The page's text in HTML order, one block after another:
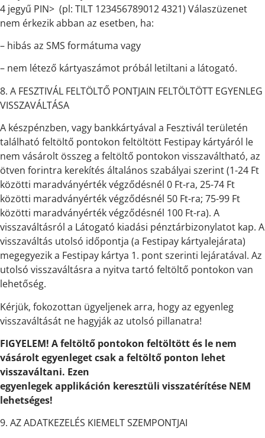
4 jegyű PIN> (pl: TILT 123456789012 4321) Válaszüzenet
nem érkezik abban az esetben, ha:
– hibás az SMS formátuma vagy
– nem létező kártyaszámot próbál letiltani a látogató.
8. A FESZTIVÁL FELTÖLTŐ PONTJAIN FELTÖLTÖTT EGYENLEG
VISSZAVÁLTÁSA
A készpénzben, vagy bankkártyával a Fesztivál területén
található feltöltő pontokon feltöltött Festipay kártyáról le
nem vásárolt összeg a feltöltő pontokon visszaváltható, az
ötven forintra kerekítés általános szabályai szerint (1-24 Ft
közötti maradványérték végződésnél 0 Ft-ra, 25-74 Ft
közötti maradványérték végződésnél 50 Ft-ra; 75-99 Ft
közötti maradványérték végződésnél 100 Ft-ra). A
visszaváltásról a Látogató kiadási pénztárbizonylatot kap. A
visszaváltás utolsó időpontja (a Festipay kártyalejárata)
megegyezik a Festipay kártya 1. pont szerinti lejáratával. Az
utolsó visszaváltásra a nyitva tartó feltöltő pontokon van
lehetőség.
Kérjük, fokozottan ügyeljenek arra, hogy az egyenleg
visszaváltását ne hagyják az utolsó pillanatra!
FIGYELEM! A feltöltő pontokon feltöltött és le nem
vásárolt egyenleget csak a feltöltő ponton lehet
visszaváltani. Ezen
egyenlegek applikáción keresztüli visszatérítése NEM
lehetséges!
9. AZ ADATKEZELÉS KIEMELT SZEMPONTJAI